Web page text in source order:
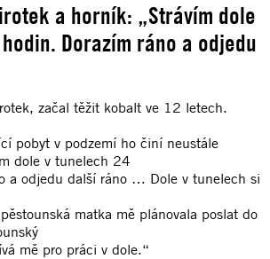
a horník: „Strávím dole
Dorazím ráno a odjedu
začal těžit kobalt ve 12 letech.
pobyt v podzemí ho činí neustále
dole v tunelech 24
a odjedu další ráno … Dole v tunelech si
matka mě plánovala poslat do
mě pro práci v dole.“